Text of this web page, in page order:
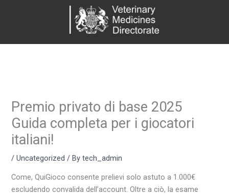
Premio privato di base 2025
Guida completa per i giocatori
italiani!
/Uncategorized / Bytech_admin
Come, QuiGioco consente prelievi solo astuto a 1.000€
escludendo convalida dell’account. Oltre a ciò, la esame